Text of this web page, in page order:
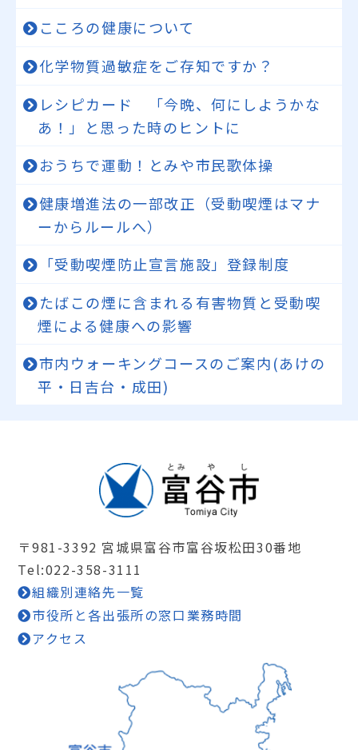
こころの健康について
化学物質過敏症をご存知ですか？
レシピカード 「今晩、何にしようかな
あ！」と思った時のヒントに
おうちで運動！とみや市民歌体操
健康増進法の一部改正（受動喫煙はマナ
ーからルールへ）
「受動喫煙防止宣言施設」登録制度
たばこの煙に含まれる有害物質と受動喫
煙による健康への影響
市内ウォーキングコースのご案内(あけの
平・日吉台・成田)
〒981-3392 宮城県富谷市富谷坂松田30番地
Tel:022-358-3111
組織別連絡先一覧
市役所と各出張所の窓口業務時間
アクセス